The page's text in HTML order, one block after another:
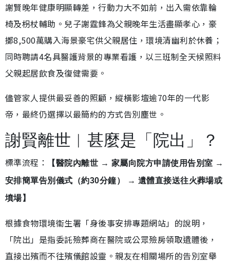
謝賢晚年健康明顯轉差，行動力大不如前，出入需依靠輪
椅及枴杖輔助。兒子謝霆鋒為父親晚年生活盡顯孝心，豪
擲8,500萬購入海景豪宅供父親居住，環境清幽利於休養；
同時聘請4名具醫護背景的專業看護，以三班制全天候照料
父親起居飲食及復健需要。
儘管家人提供最妥善的照顧，縱橫影壇逾70年的一代影
帝，最終仍選擇以最簡約的方式告別塵世。
謝賢離世︱甚麼是「院出」？
標準流程：
【醫院內離世 → 家屬向院方申請使用告別室 →
安排簡單告別儀式（約30分鐘） → 遺體直接送往火葬場或
墳場】
根據食物環境衞生署「身後事安排專題網站」的說明，
「院出」是指委託殮葬商在醫院或公眾殮房領取遺體後，
直接出殯而不往殯儀館設靈。親友在相關場所的告別室舉